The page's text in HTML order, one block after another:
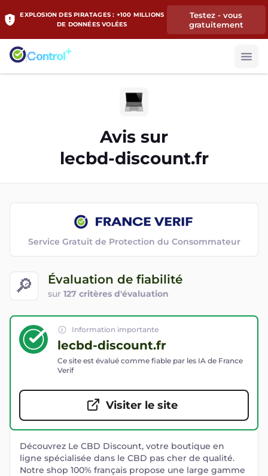
EXPLOSION DES PIRATAGES : +100 MILLIONS
DE DONNÉES VOLÉES
Testez - vous
gratuitement
Avis sur
lecbd-discount.fr
🔎 Évaluation de fiabilité
sur 127 critères d'évaluation
Service Gratuit de Protection du Consommateur
Information importante
lecbd-discount.fr
Ce site est évalué comme fiable par les IA de France
Verif
Visiter le site
Découvrez Le CBD Discount, votre boutique en
ligne spécialisée dans le CBD pas cher de qualité.
Notre shop 100% français propose une large gamme